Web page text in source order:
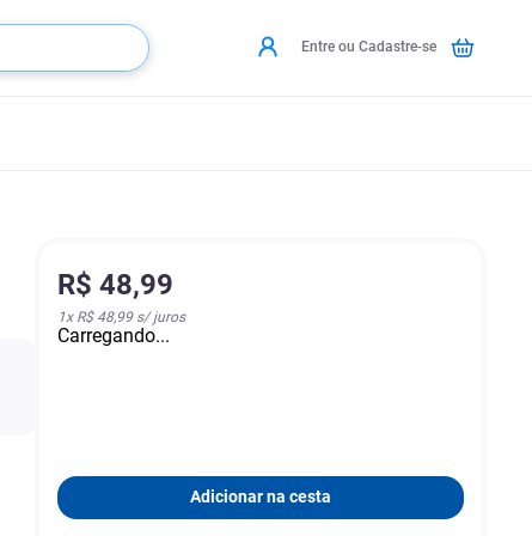
Entre ou Cadastre-se
R$ 48,99
1x R$ 48,99s/ juros
Carregando...
Adicionar na cesta